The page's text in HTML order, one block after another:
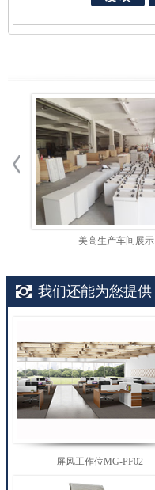
美高生产车间展示
我们还能为您提供
屏风工作位MG-PF02